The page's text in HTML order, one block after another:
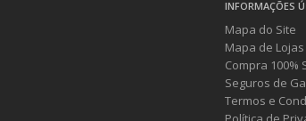
INFORMAÇÕES
Mapa do Site
Mapa de Lojas
Compra 100%
Seguros de
Termos e